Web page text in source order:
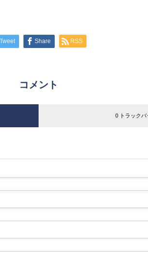
Tweet Share RSS
コメント
0 トラックバ